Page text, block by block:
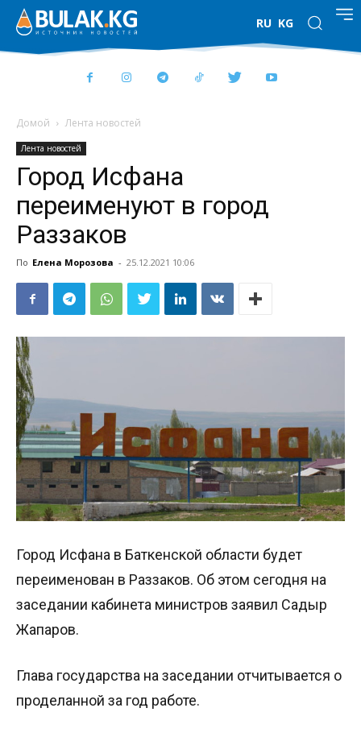
RU KG
Домой Лента новостей
Лента новостей
Город Исфана
переименуют в город
Раззаков
По Елена Морозова - 25.12.2021 10:06
Город Исфана в Баткенской области будет
переименован в Раззаков. Об этом сегодня на
заседании кабинета министров заявил Садыр
Жапаров.
Глава государства на заседании отчитывается о
проделанной за год работе.